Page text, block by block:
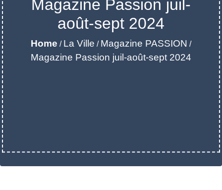
Magazine Passion juil-
août-sept 2024
Home / La Ville / Magazine PASSION /
Magazine Passion juil-août-sept 2024